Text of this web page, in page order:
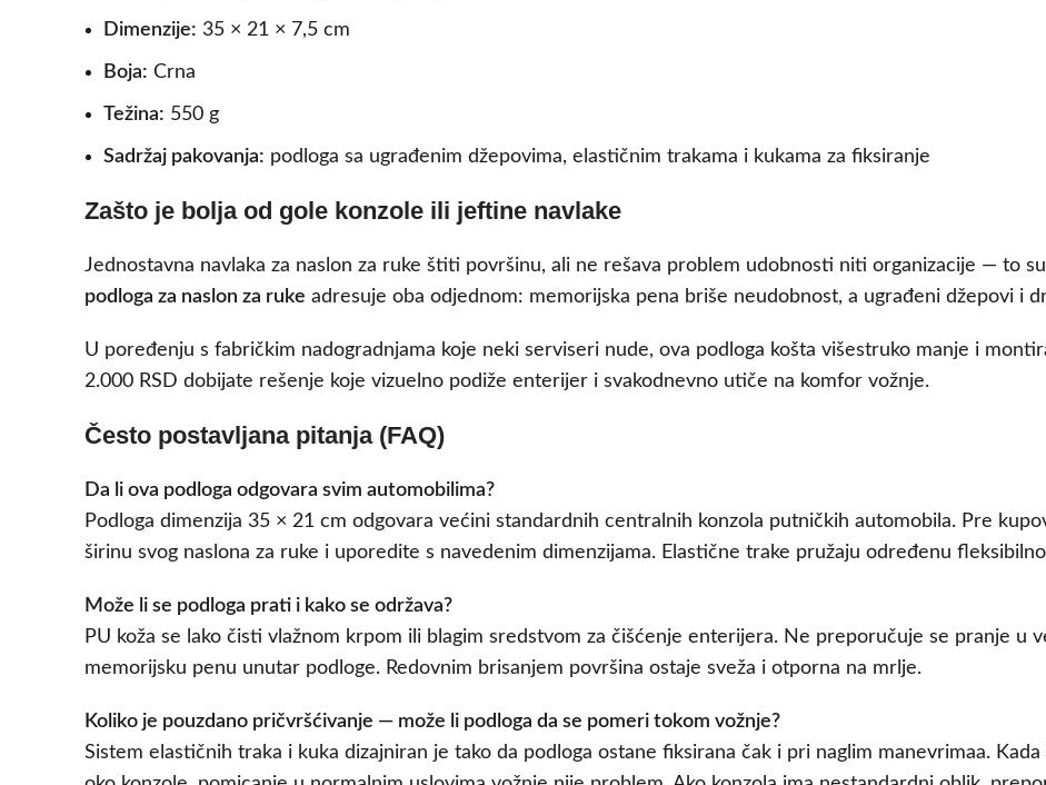
Dimenzije: 35 × 21 × 7,5 cm
Boja: Crna
Težina: 550 g
Sadržaj pakovanja: podloga sa ugrađenim džepovima, elastičnim trakama i kukama za fiksiranje
Zašto je bolja od gole konzole ili jeftine navlake
Jednostavna navlaka za naslon za ruke štiti površinu, ali ne rešava problem udobnosti niti organizacije — to
podloga za naslon za ruke adresuje oba odjednom: memorijska pena briše neudobnost, a ugrađeni džepovi i
U poređenju s fabričkim nadogradnjama koje neki serviseri nude, ova podloga košta višestruko manje i
2.000 RSD dobijate rešenje koje vizuelno podiže enterijer i svakodnevno utiče na komfor vožnje.
Često postavljana pitanja (FAQ)
Da li ova podloga odgovara svim automobilima?
Podloga dimenzija 35 × 21 cm odgovara većini standardnih centralnih konzola putničkih automobila. Pre
širinu svog naslona za ruke i uporedite s navedenim dimenzijama. Elastične trake pružaju određenu
Može li se podloga prati i kako se održava?
PU koža se lako čisti vlažnom krpom ili blagim sredstvom za čišćenje enterijera. Ne preporučuje se pranje u
memorijsku penu unutar podloge. Redovnim brisanjem površina ostaje sveža i otporna na mrlje.
Koliko je pouzdano pričvršćivanje — može li podloga da se pomeri tokom vožnje?
Sistem elastičnih traka i kuka dizajniran je tako da podloga ostane fiksirana čak i pri naglim manevrimaa.